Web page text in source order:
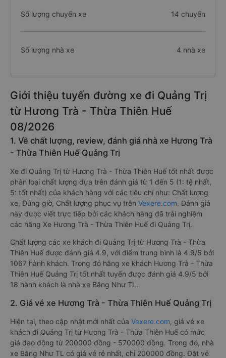
Số lượng chuyến xe 14 chuyến
Số lượng nhà xe 4 nhà xe
Giới thiệu tuyến đường xe đi Quảng Trị
từ Hương Trà - Thừa Thiên Huế
08/2026
1. Về chất lượng, review, đánh giá nhà xe Hương Trà
- Thừa Thiên Huế Quảng Trị
Xe đi Quảng Trị từ Hương Trà - Thừa Thiên Huế tốt nhất được
phân loại chất lượng dựa trên đánh giá từ 1 đến 5 (1: tệ nhất,
5: tốt nhất) của khách hàng với các tiêu chí như: Chất lượng
xe, Đúng giờ, Chất lượng phục vụ trên Vexere.com. Đánh giá
này được viết trực tiếp bởi các khách hàng đã trải nghiệm
các hãng Xe Hương Trà - Thừa Thiên Huế đi Quảng Trị.
Chất lượng các xe khách đi Quảng Trị từ Hương Trà - Thừa
Thiên Huế được đánh giá 4.9, với điểm trung bình là 4.9/5 bởi
1067 hành khách. Trong đó hãng xe khách Hương Trà - Thừa
Thiên Huế Quảng Trị tốt nhất tuyến được đánh giá 4.9/5 bởi
18 hành khách là nhà xe Băng Như TL.
2. Giá vé xe Hương Trà - Thừa Thiên Huế Quảng Trị
Hiện tại, theo cập nhật mới nhất của Vexere.com, giá vé xe
khách đi Quảng Trị từ Hương Trà - Thừa Thiên Huế có mức
giá dao động từ 200000 đồng - 570000 đồng. Trong đó, nhà
xe Băng Như TL có giá vé rẻ nhất, chỉ 200000 đồng. Đặt vé